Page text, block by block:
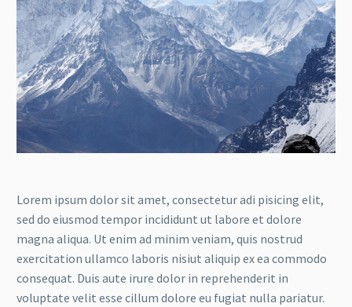
Lorem ipsum dolor sit amet, consectetur adi pisicing elit,
sed do eiusmod tempor incididunt ut labore et dolore
magna aliqua. Ut enim ad minim veniam, quis nostrud
exercitation ullamco laboris nisiut aliquip ex ea commodo
consequat. Duis aute irure dolor in reprehenderit in
voluptate velit esse cillum dolore eu fugiat nulla pariatur.